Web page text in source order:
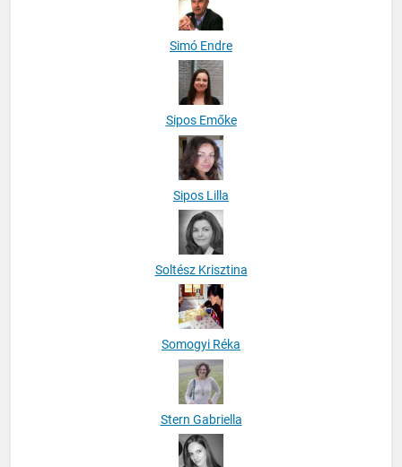
Simó Endre
Sipos Emőke
Sipos Lilla
Soltész Krisztina
Somogyi Réka
Stern Gabriella